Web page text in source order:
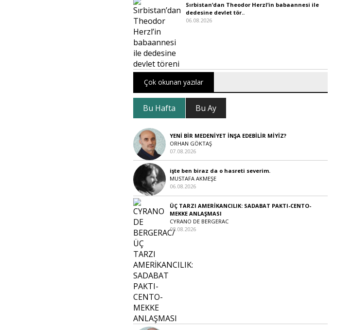
Sırbistan’dan Theodor Herzl’in babaannesi ile
dedesine devlet tör..
06.08.2026
Çok okunan yazılar
Bu Hafta Bu Ay
YENİ BİR MEDENİYET İNŞA EDEBİLİR MİYİZ?
ORHAN GÖKTAŞ
07.08.2026
işte ben biraz da o hasreti severim.
MUSTAFA AKMEŞE
06.08.2026
ÜÇ TARZI AMERİKANCILIK: SADABAT PAKTI-CENTO-
MEKKE ANLAŞMASI
CYRANO DE BERGERAC
08.08.2026